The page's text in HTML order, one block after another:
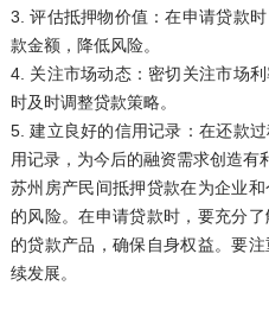
3. 评估抵押物价值：在申请贷款
款金额，降低风险。
4. 关注市场动态：密切关注市场
时及时调整贷款策略。
5. 建立良好的信用记录：在还款
用记录，为今后的融资需求创造有
苏州房产民间抵押贷款在为企业
的风险。在申请贷款时，要充分
的贷款产品，确保自身权益。要
续发展。